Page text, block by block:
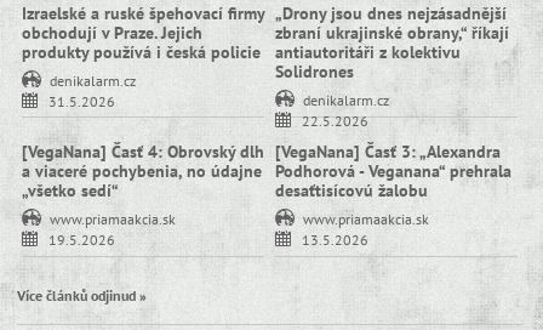
Izraelské a ruské špehovací firmy
obchodují v Praze. Jejich
produkty používá i česká policie
denikalarm.cz
31.5.2026
„Drony jsou dnes nejzásadnější
zbraní ukrajinské obrany,“ říkají
antiautoritáři z kolektivu
Solidrones
denikalarm.cz
22.5.2026
[VegaNana] Časť 4: Obrovský dlh
a viaceré pochybenia, no údajne
„všetko sedí“
www.priamaakcia.sk
19.5.2026
[VegaNana] Časť 3: „Alexandra
Podhorová - Veganana“ prehrala
desaťtisícovú žalobu
www.priamaakcia.sk
13.5.2026
Více článků odjinud »